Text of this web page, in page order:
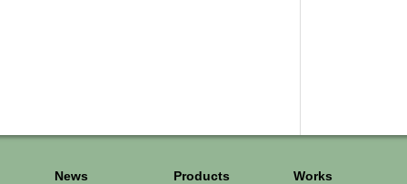
News Products Works